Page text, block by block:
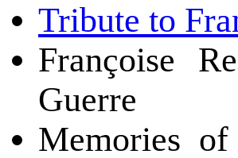
Tribute to
Françoise
Guerre
Memories